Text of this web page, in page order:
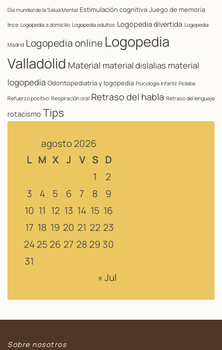
Día mundial de la Salud Mental Estimulación cognitiva Juego de memoria
lince Logopedia a domicilio Logopedia adultos Logopedia divertida Logopedia
Madrid Logopedia online Logopedia
Valladolid Material material dislalias material
logopedia Odontopediatría y logopedia Psicología Infantil Psilaba
Refuerzo positivo Respiración oral Retraso del habla Retraso del lenguaje
rotacismo Tips
agosto 2026
L M X J V S D
1
2
3
4 5 6 7 8
9
10 11 12 13 14 15 16
17 18 19 20 21 22 23
2425 26 27 28 29 30
31
« Jul
Sobre nosotros